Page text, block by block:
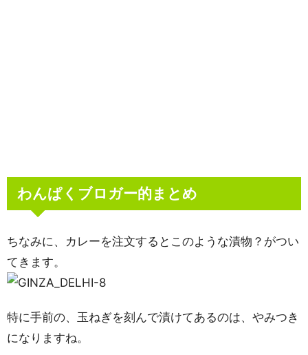
わんぱくブロガー的まとめ
ちなみに、カレーを注文するとこのような漬物？がつい
てきます。
特に手前の、玉ねぎを刻んで漬けてあるのは、やみつき
になりますね。